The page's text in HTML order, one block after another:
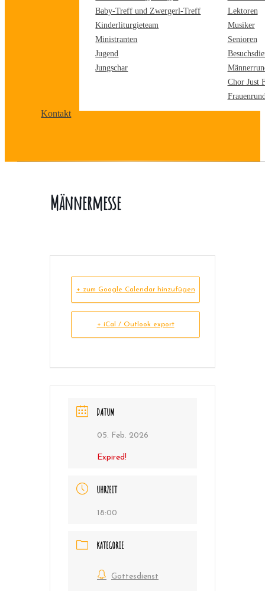
Baby-Treff und Zwergerl-Treff
Kinderliturgieteam
Ministranten
Jugend
Jungschar
Lektoren
Musiker
Senioren
Chor Just
Kontakt
Männermesse
+ zum Google Calendar hinzufügen
+ iCal / Outlook export
DATUM
05. Feb. 2026
Expired!
UHRZEIT
18:00
KATEGORIE
Gottesdienst